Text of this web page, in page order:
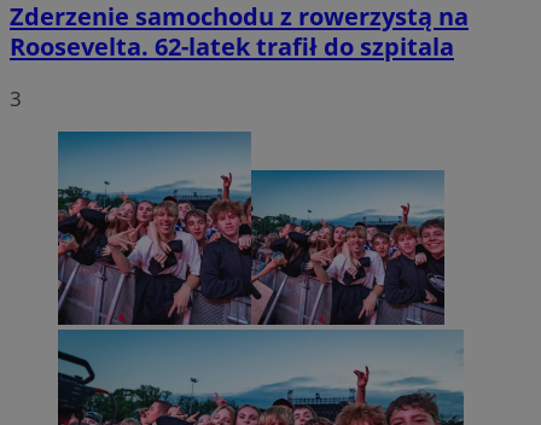
Zderzenie samochodu z rowerzystą na
Roosevelta. 62-latek trafił do szpitala
3